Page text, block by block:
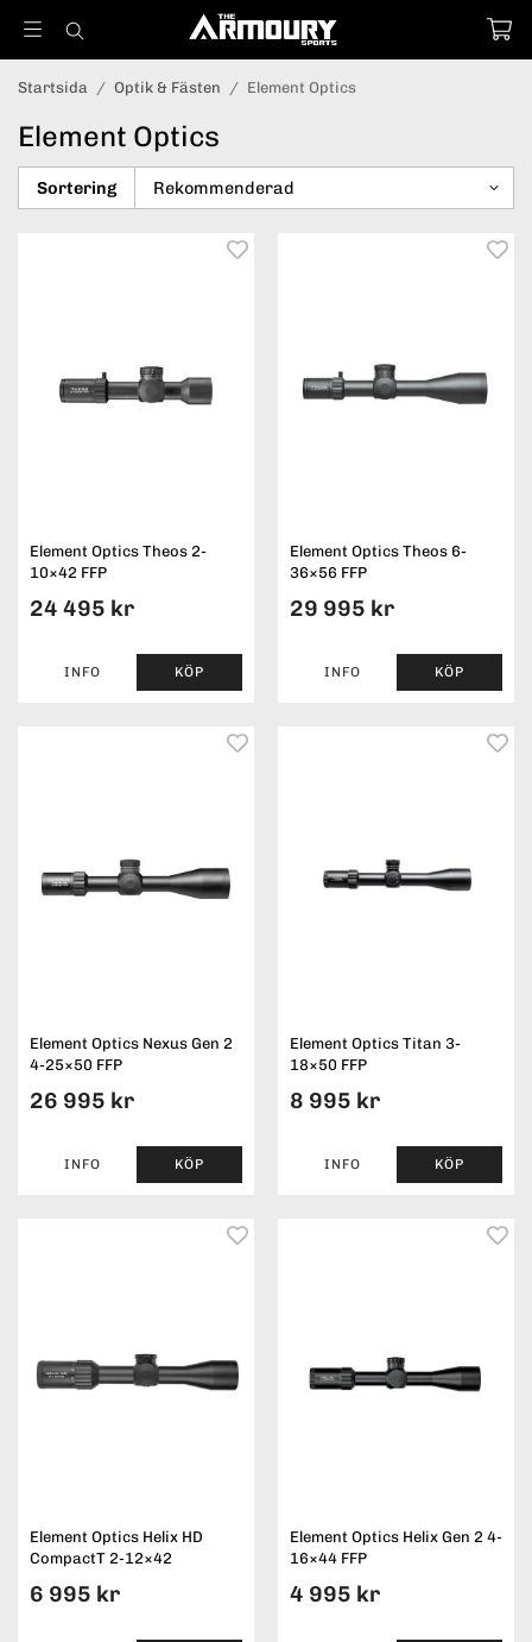
Startsida / Optik & Fästen / Element Optics
Element Optics
Sortering
Element Optics Theos 2-
10×42 FFP
24 495 kr
INFO KÖP
Element Optics Theos 6-
36×56 FFP
29 995 kr
INFO KÖP
Element Optics Nexus Gen 2
4-25×50 FFP
26 995 kr
INFO KÖP
Element Optics Titan 3-
18×50 FFP
8 995 kr
INFO KÖP
Element Optics Helix HD
CompactT 2-12×42
6 995 kr
Element Optics Helix Gen 2 4-
16×44 FFP
4 995 kr